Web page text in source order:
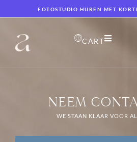
FOTOSTUDIO HUREN MET
CART
NEEM
WE STAAN KLAAR VOOR